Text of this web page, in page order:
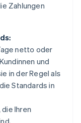
Zahlungen
netto oder
und
in der Regel als
Standards in
Ihren